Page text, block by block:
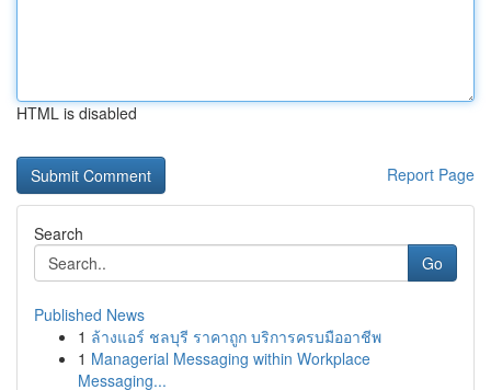
HTML is disabled
Report Page
Search
Go
Published News
1 ล้างแอร์ ชลบุรี ราคาถูก บริการครบมืออาชีพ
1 Managerial Messaging within Workplace
Messaging...